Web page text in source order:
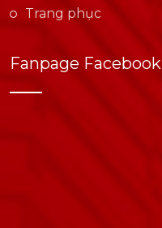
Trang phục
Fanpage Facebook